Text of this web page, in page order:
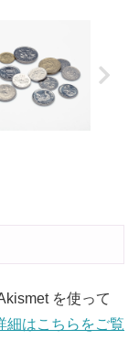
を使って
細はこちらをご覧